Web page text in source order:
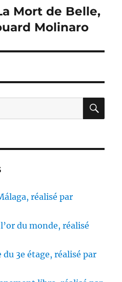
Mort de Belle,
Molinaro
réalisé par
du monde, réalisé
du 3e étage, réalisé par